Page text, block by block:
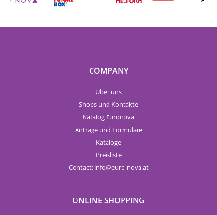
COMPANY
Über uns
Shops und Kontakte
Katalog Euronova
Anträge und Formulare
Kataloge
Preisliste
Contact: info euro-nova.at
ONLINE SHOPPING